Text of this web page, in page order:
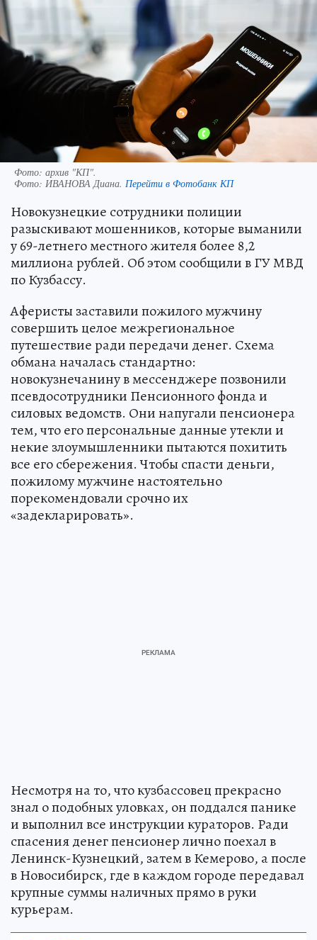
Фото: архив "КП".
Фото: ИВАНОВА Диана. Перейти в Фотобанк КП
Новокузнецкие сотрудники полиции
разыскивают мошенников, которые выманили
у 69-летнего местного жителя более 8,2
миллиона рублей. Об этом сообщили в ГУ МВД
по Кузбассу.
Аферисты заставили пожилого мужчину
совершить целое межрегиональное
путешествие ради передачи денег. Схема
обмана началась стандартно:
новокузнечанину в мессенджере позвонили
псевдосотрудники Пенсионного фонда и
силовых ведомств. Они напугали пенсионера
тем, что его персональные данные утекли и
некие злоумышленники пытаются похитить
все его сбережения. Чтобы спасти деньги,
пожилому мужчине настоятельно
порекомендовали срочно их
«задекларировать».
Несмотря на то, что кузбассовец прекрасно
знал о подобных уловках, он поддался панике
и выполнил все инструкции кураторов. Ради
спасения денег пенсионер лично поехал в
Ленинск-Кузнецкий, затем в Кемерово, а после
в Новосибирск, где в каждом городе передавал
крупные суммы наличных прямо в руки
курьерам.